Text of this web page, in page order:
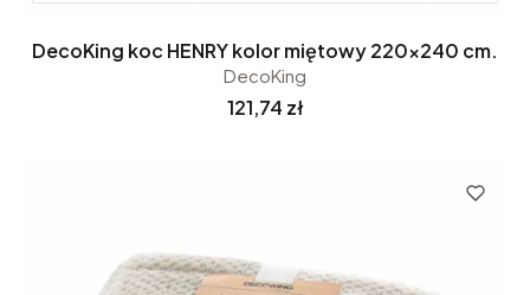
DecoKing koc HENRY kolor miętowy 220x240 cm.
DecoKing
Cena
121,74 zł